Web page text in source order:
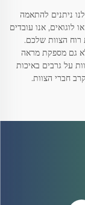
ניתנים להתאמה
לוגואים, אנו עובדים
רוח הצוות שלכם.
גם מספקת מראה
על גרבים באיכות
חברי הצוות.